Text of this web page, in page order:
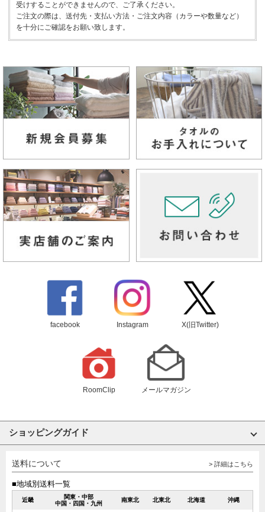
受けすることができませんので、ご了承ください。
ご注文の際は、送付先・支払い方法・ご注文内容（カラーや数量など）
を十分にご確認をお願い致します。
facebook Instagram X(旧Twitter)
RoomClip メールマガジン
ショッピングガイド
送料について > 詳細はこちら
■地域別送料一覧
近畿
関東・中部
中国・四国・九州
南東北 北東北 北海道 沖縄